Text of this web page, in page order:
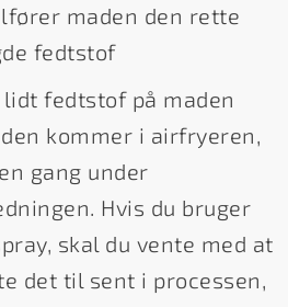
maden den rette
fedtstof
lidt fedtstof på maden
kommer i airfryeren,
gang under
Hvis du bruger
skal du vente med at
det til sent i processen,